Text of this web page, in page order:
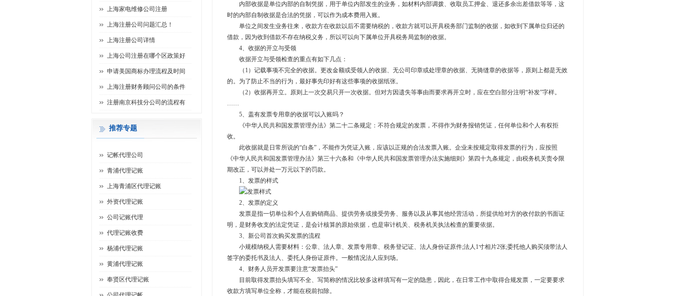
内部收据是单位内部的自制凭据，用于单位内部发生的业务，如材料内部调拨、收取员工押金、退还多余出差借款等等，这
时的内部自制收据是合法的凭据，可以作为成本费用入账。
单位之间发生业务往来，收款方在收款以后不需要纳税的，收款方就可以开具税务部门监制的收据，如收到下属单位归还的
借款，因为收到借款不存在纳税义务，所以可以向下属单位开具税务局监制的收据。
4、收据的开立与受领
收据开立与受领检查的重点有如下几点：
（1）记载事项不完全的收据。更改金额或受领人的收据、无公司印章或处理章的收据、无骑缝章的收据等，原则上都是无效
的。为了防止不当的行为，最好事先印好有这些事项的收据纸张。
（2）收据再开立。原则上一次交易只开一次收据。但对方因遗失等事由而要求再开立时，应在空白部分注明“补发”字样。
……
5、盖有发票专用章的收据可以入账吗？
《中华人民共和国发票管理办法》第二十二条规定：不符合规定的发票，不得作为财务报销凭证，任何单位和个人有权拒
收。
此收据就是日常所说的“白条”，不能作为凭证入账，应该以正规的合法发票入账。企业未按规定取得发票的行为，应按照
《中华人民共和国发票管理办法》第三十六条和《中华人民共和国发票管理办法实施细则》第四十九条规定，由税务机关责令限
期改正，可以并处一万元以下的罚款。
1、发票的样式
2、发票的定义
发票是指一切单位和个人在购销商品、提供劳务或接受劳务、服务以及从事其他经营活动，所提供给对方的收付款的书面证
明，是财务收支的法定凭证，是会计核算的原始依据，也是审计机关、税务机关执法检查的重要依据。
3、新公司首次购买发票的流程
小规模纳税人需要材料：公章、法人章、发票专用章、税务登记证、法人身份证原件;法人1寸相片2张;委托他人购买须带法人
签字的委托书及法人、委托人身份证原件。一般情况法人应到场。
4、财务人员开发票要注意“发票抬头”
目前取得发票抬头填写不全、写简称的情况比较多这样填写有一定的隐患，因此，在日常工作中取得合规发票，一定要要求
收款方填写单位全称，才能在税前扣除。
上海家电维修公司注册
上海注册公司问题汇总！
上海注册公司详情
上海公司注册在哪个区政策好
申请美国商标办理流程及时间
上海注册财务顾问公司的条件
注册南京科技分公司的流程有
推荐专题
记帐代理公司
青浦代理记账
上海青浦区代理记账
外资代理记账
公司记账代理
代理记账收费
杨浦代理记账
黄浦代理记账
奉贤区代理记账